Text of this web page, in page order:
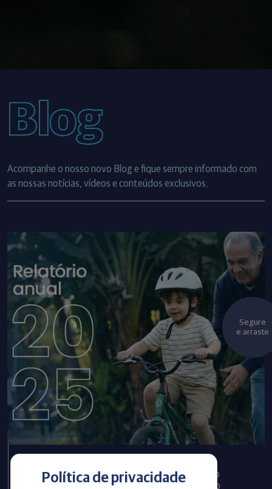
Política de privacidade
Blog
Acompanhe o nosso novo Blog e fique sempre informado com
as nossas notícias, vídeos e conteúdos exclusivos.
Infraprev publica Relatório
Anual com informações do
Segure
e arraste